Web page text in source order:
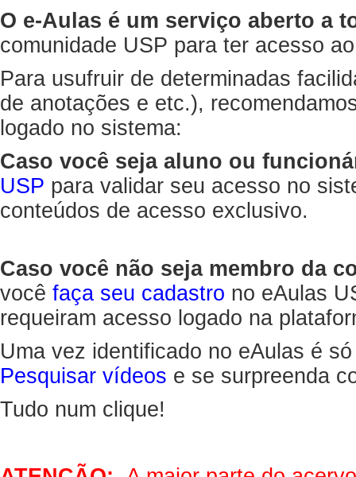
O e-Aulas é um serviço aberto a
comunidade USP para ter acesso
Para usufruir de determinadas
de anotações e etc.),
logado no sistema:
Caso você seja aluno ou
USP para validar seu acesso no
conteúdos de acesso exclusivo.
Caso você não seja membro da
você faça seu cadastro no eAulas
requeiram acesso logado na
Uma vez identificado no eAulas é
Pesquisar vídeos e se surpreenda
Tudo num clique!